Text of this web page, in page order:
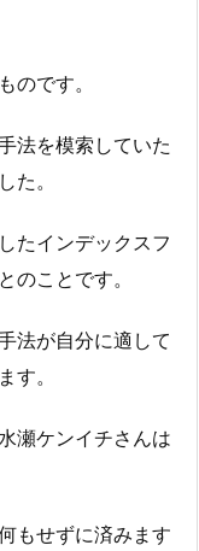
のです。
法を模索していた
た。
たインデックスフ
のことです。
法が自分に適して
す。
瀬ケンイチさんは
もせずに済みます